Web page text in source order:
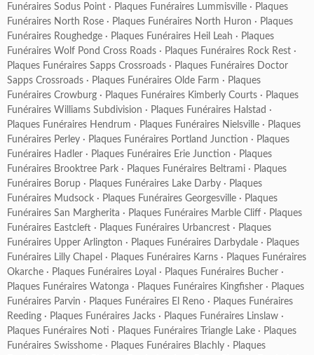
Funéraires Sodus Point · Plaques Funéraires Lummisville · Plaques
Funéraires North Rose · Plaques Funéraires North Huron · Plaques
Funéraires Roughedge · Plaques Funéraires Heil Leah · Plaques
Funéraires Wolf Pond Cross Roads · Plaques Funéraires Rock Rest ·
Plaques Funéraires Sapps Crossroads · Plaques Funéraires Doctor
Sapps Crossroads · Plaques Funéraires Olde Farm · Plaques
Funéraires Crowburg · Plaques Funéraires Kimberly Courts · Plaques
Funéraires Williams Subdivision · Plaques Funéraires Halstad ·
Plaques Funéraires Hendrum · Plaques Funéraires Nielsville · Plaques
Funéraires Perley · Plaques Funéraires Portland Junction · Plaques
Funéraires Hadler · Plaques Funéraires Erie Junction · Plaques
Funéraires Brooktree Park · Plaques Funéraires Beltrami · Plaques
Funéraires Borup · Plaques Funéraires Lake Darby · Plaques
Funéraires Mudsock · Plaques Funéraires Georgesville · Plaques
Funéraires San Margherita · Plaques Funéraires Marble Cliff · Plaques
Funéraires Eastcleft · Plaques Funéraires Urbancrest · Plaques
Funéraires Upper Arlington · Plaques Funéraires Darbydale · Plaques
Funéraires Lilly Chapel · Plaques Funéraires Karns · Plaques Funéraires
Okarche · Plaques Funéraires Loyal · Plaques Funéraires Bucher ·
Plaques Funéraires Watonga · Plaques Funéraires Kingfisher · Plaques
Funéraires Parvin · Plaques Funéraires El Reno · Plaques Funéraires
Reeding · Plaques Funéraires Jacks · Plaques Funéraires Linslaw ·
Plaques Funéraires Noti · Plaques Funéraires Triangle Lake · Plaques
Funéraires Swisshome · Plaques Funéraires Blachly · Plaques